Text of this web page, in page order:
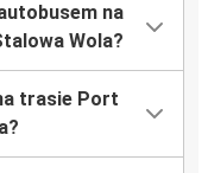
na
Wola?
trasie Port